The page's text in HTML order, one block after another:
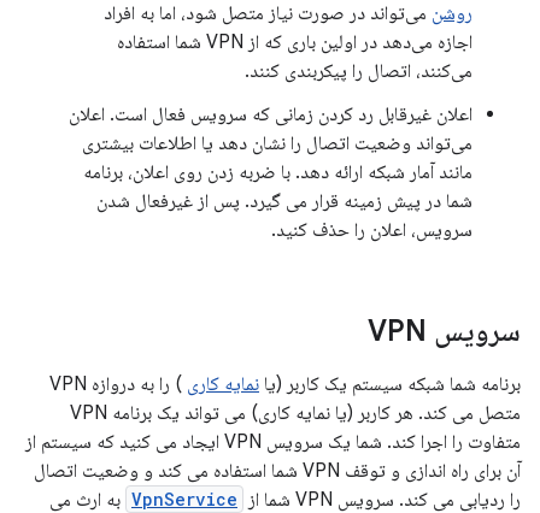
روشن می‌تواند در صورت نیاز متصل شود، اما به افراد
اجازه می‌دهد در اولین باری که از VPN شما استفاده
می‌کنند، اتصال را پیکربندی کنند.
اعلان غیرقابل رد کردن زمانی که سرویس فعال است. اعلان
می‌تواند وضعیت اتصال را نشان دهد یا اطلاعات بیشتری
مانند آمار شبکه ارائه دهد. با ضربه زدن روی اعلان، برنامه
شما در پیش زمینه قرار می گیرد. پس از غیرفعال شدن
سرویس، اعلان را حذف کنید.
سرویس VPN
برنامه شما شبکه سیستم یک کاربر (یا نمایه کاری
) را به دروازه VPN
متصل می کند. هر کاربر (یا نمایه کاری) می تواند یک برنامه VPN
متفاوت را اجرا کند. شما یک سرویس VPN ایجاد می کنید که سیستم از
آن برای راه اندازی و توقف VPN شما استفاده می کند و وضعیت اتصال
را ردیابی می کند. سرویس VPN شما از
VpnService به ارث می